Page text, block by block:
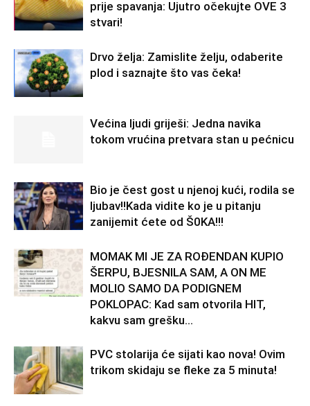
prije spavanja: Ujutro očekujte OVE 3
stvari!
Drvo želja: Zamislite želju, odaberite
plod i saznajte što vas čeka!
Većina ljudi griješi: Jedna navika
tokom vrućina pretvara stan u pećnicu
Bio je čest gost u njenoj kući, rodila se
ljubav!!Kada vidite ko je u pitanju
zanijemit ćete od Š0KA!!!
MOMAK MI JE ZA ROĐENDAN KUPIO
ŠERPU, BJESNILA SAM, A ON ME
MOLIO SAMO DA PODIGNEM
POKLOPAC: Kad sam otvorila HIT,
kakvu sam grešku...
PVC stolarija će sijati kao nova! Ovim
trikom skidaju se fleke za 5 minuta!